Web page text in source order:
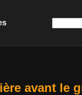
avant le